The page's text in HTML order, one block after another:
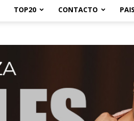
TOP20 CONTACTO